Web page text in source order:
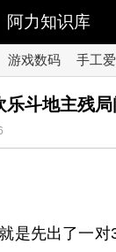
阿力知识库
游戏数码 手工
乐斗地主残
是先出了一对